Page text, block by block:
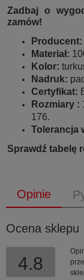
Zadbaj o
zamów!
Producent:
Materiał:
Kolor:
Nadruk:
Certyfikat:
Rozmiary :
176.
Tolerancja
Sprawdź tabelę
Opinie
Ocena sklepu
4.8